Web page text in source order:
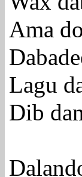
Ama
Lagu
Dib